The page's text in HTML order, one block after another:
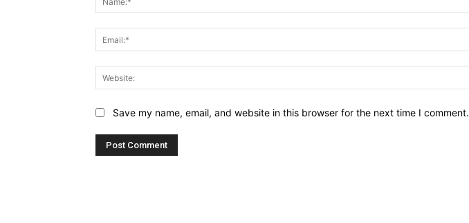
Save my name, email, and website in this browser for the next time I comment.